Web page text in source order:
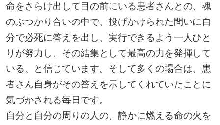
命をさらけ出して目の前にいる患者さんとの、魂
のぶつかり合いの中で、投げかけられた問いに自
分で必死に答えを出し、実行できるよう一人ひと
りが努力し、その結集として最高の力を発揮して
いる、と信じています。そして多くの場合は、患
者さん自身がその答えを示してくれていたことに
気づかされる毎日です。
自分と自分の周りの人の、静かに燃える命の火を